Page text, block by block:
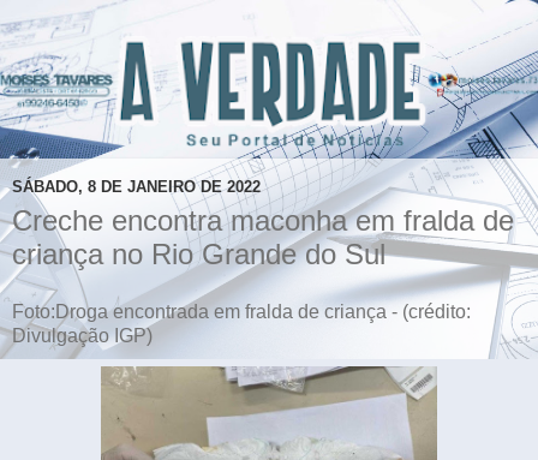
SÁBADO, 8 DE JANEIRO DE 2022
Creche encontra maconha em fralda de
criança no Rio Grande do Sul
Foto:Droga encontrada em fralda de criança - (crédito:
Divulgação IGP)